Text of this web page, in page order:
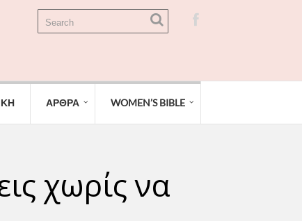
ΑΡΘΡΑ WOMEN’S BIBLE
χωρίς να